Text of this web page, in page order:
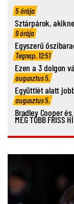
5 órája
Sztárpárok,
9 órája
Egyszerű
Tegnap, 12:51
Ezen a 3 dolgon
augusztus 5.
Együttlét alatt
augusztus 5.
Bradley Cooper
MÉG TÖBB FRISS